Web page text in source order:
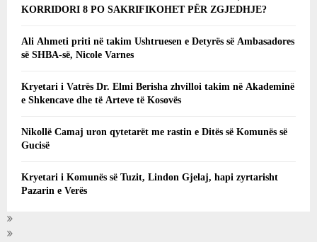
KORRIDORI 8 PO SAKRIFIKOHET PËR ZGJEDHJE?
Ali Ahmeti priti në takim Ushtruesen e Detyrës së Ambasadores
së SHBA-së, Nicole Varnes
Kryetari i Vatrës Dr. Elmi Berisha zhvilloi takim në Akademinë
e Shkencave dhe të Arteve të Kosovës
Nikollë Camaj uron qytetarët me rastin e Ditës së Komunës së
Gucisë
Kryetari i Komunës së Tuzit, Lindon Gjelaj, hapi zyrtarisht
Pazarin e Verës